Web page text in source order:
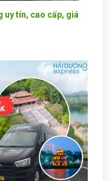
uy tín, cao cấp, giá